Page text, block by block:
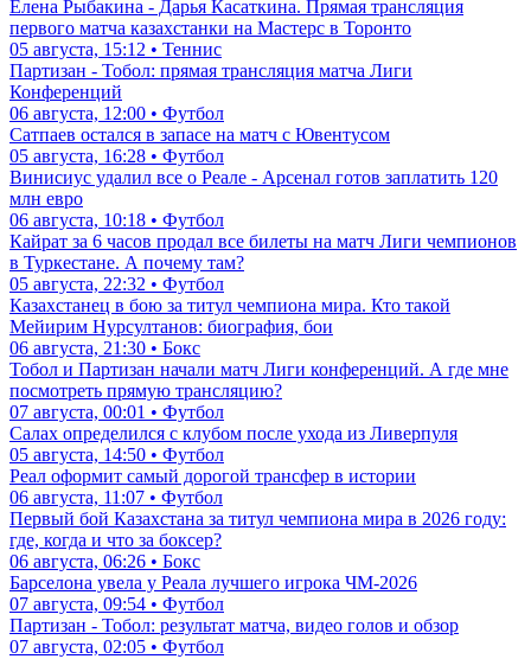
Елена Рыбакина - Дарья Касаткина. Прямая трансляция
первого матча казахстанки на Мастерс в Торонто
05 августа, 15:12 • Теннис
Партизан - Тобол: прямая трансляция матча Лиги
Конференций
06 августа, 12:00 • Футбол
Сатпаев остался в запасе на матч с Ювентусом
05 августа, 16:28 • Футбол
Винисиус удалил все о Реале - Арсенал готов заплатить 120
млн евро
06 августа, 10:18 • Футбол
Кайрат за 6 часов продал все билеты на матч Лиги чемпионов
в Туркестане. А почему там?
05 августа, 22:32 • Футбол
Казахстанец в бою за титул чемпиона мира. Кто такой
Мейирим Нурсултанов: биография, бои
06 августа, 21:30 • Бокс
Тобол и Партизан начали матч Лиги конференций. А где мне
посмотреть прямую трансляцию?
07 августа, 00:01 • Футбол
Салах определился с клубом после ухода из Ливерпуля
05 августа, 14:50 • Футбол
Реал оформит самый дорогой трансфер в истории
06 августа, 11:07 • Футбол
Первый бой Казахстана за титул чемпиона мира в 2026 году:
где, когда и что за боксер?
06 августа, 06:26 • Бокс
Барселона увела у Реала лучшего игрока ЧМ-2026
07 августа, 09:54 • Футбол
Партизан - Тобол: результат матча, видео голов и обзор
07 августа, 02:05 • Футбол